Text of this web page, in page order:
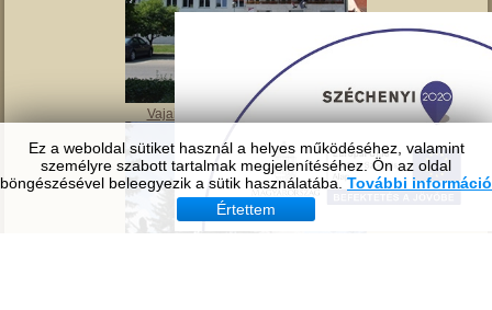
Ez a weboldal sütiket használ a helyes működéséhez, valamint
személyre szabott tartalmak megjelenítéséhez. Ön az oldal
böngészésével beleegyezik a sütik használatába. További információ
Értettem
Molnár Mátyás Általános Iskola